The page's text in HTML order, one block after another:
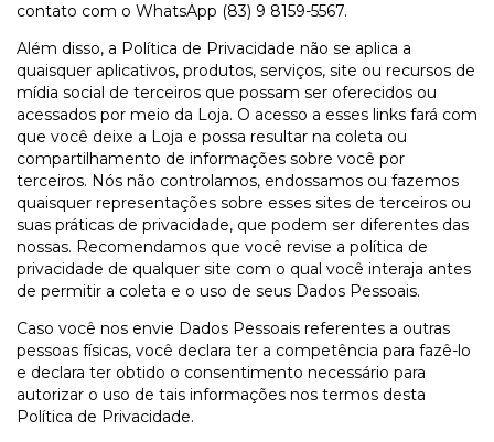
contato com o WhatsApp (83) 9 8159-5567.
Além disso, a Política de Privacidade não se aplica a
quaisquer aplicativos, produtos, serviços, site ou recursos de
mídia social de terceiros que possam ser oferecidos ou
acessados por meio da Loja. O acesso a esses links fará com
que você deixe a Loja e possa resultar na coleta ou
compartilhamento de informações sobre você por
terceiros. Nós não controlamos, endossamos ou fazemos
quaisquer representações sobre esses sites de terceiros ou
suas práticas de privacidade, que podem ser diferentes das
nossas. Recomendamos que você revise a política de
privacidade de qualquer site com o qual você interaja antes
de permitir a coleta e o uso de seus Dados Pessoais.
Caso você nos envie Dados Pessoais referentes a outras
pessoas físicas, você declara ter a competência para fazê-lo
e declara ter obtido o consentimento necessário para
autorizar o uso de tais informações nos termos desta
Política de Privacidade.